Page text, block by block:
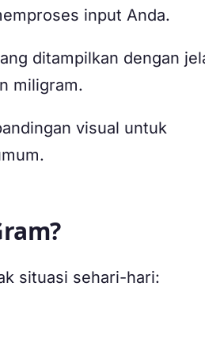
input Anda.
ditampilkan dengan
miligram.
visual untuk
situasi sehari-hari: